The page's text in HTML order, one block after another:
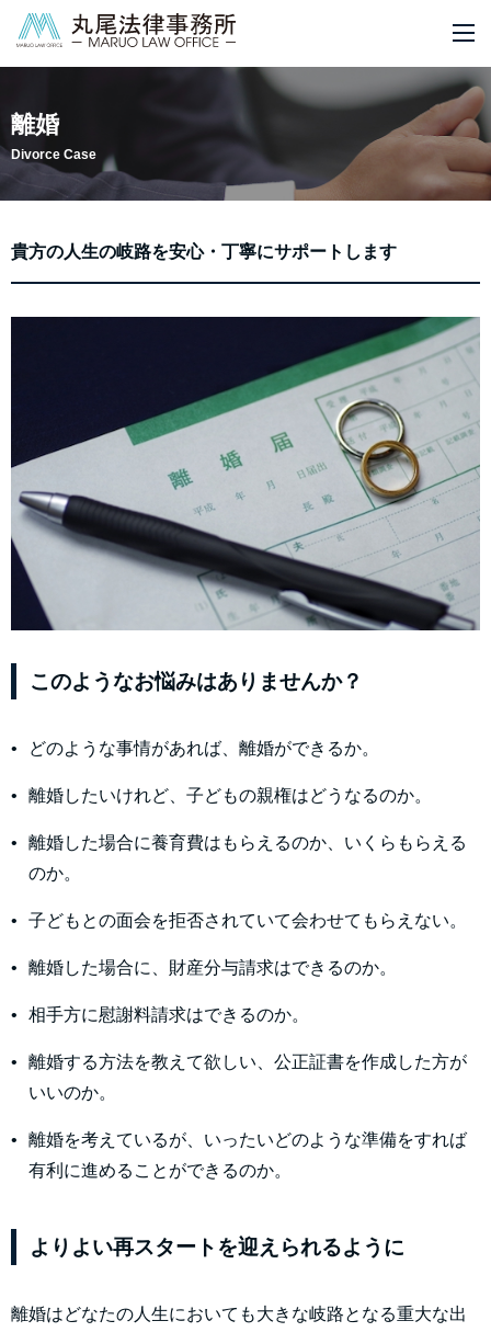
離婚
Divorce Case
貴方の人生の岐路を安心・丁寧にサポートします
このようなお悩みはありませんか？
どのような事情があれば、離婚ができるか。
離婚したいけれど、子どもの親権はどうなるのか。
離婚した場合に養育費はもらえるのか、いくらもらえる
のか。
子どもとの面会を拒否されていて会わせてもらえない。
離婚した場合に、財産分与請求はできるのか。
相手方に慰謝料請求はできるのか。
離婚する方法を教えて欲しい、公正証書を作成した方が
いいのか。
離婚を考えているが、いったいどのような準備をすれば
有利に進めることができるのか。
よりよい再スタートを迎えられるように
離婚はどなたの人生においても大きな岐路となる重大な出